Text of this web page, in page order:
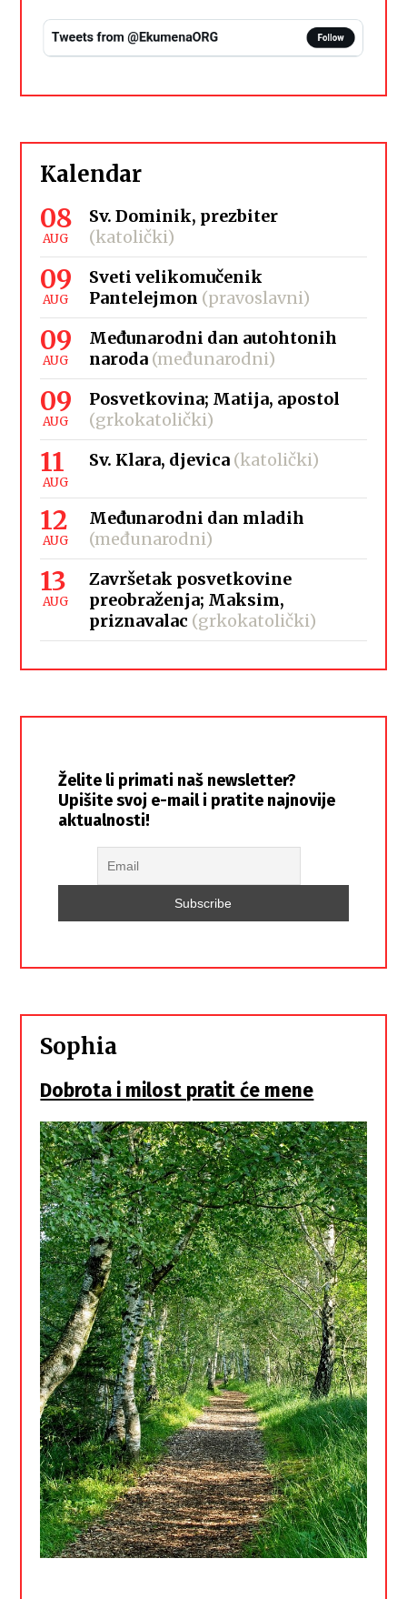
Kalendar
08
AUG
Sv. Dominik, prezbiter
(katolički)
09
AUG
Sveti velikomučenik
Pantelejmon (pravoslavni)
09
AUG
Međunarodni dan autohtonih
naroda (međunarodni)
09
AUG
Posvetkovina; Matija, apostol
(grkokatolički)
11
AUG
Sv. Klara, djevica (katolički)
12
AUG
Međunarodni dan mladih
(međunarodni)
13
AUG
Završetak posvetkovine
preobraženja; Maksim,
priznavalac (grkokatolički)
Želite li primati naš newsletter?
Upišite svoj e-mail i pratite najnovije
aktualnosti!
Sophia
Dobrota i milost pratit će mene